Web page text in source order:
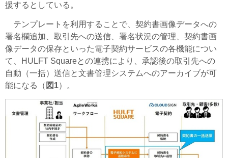
援するとしている。
テンプレートを利用することで、契約書画像データへの
署名欄追加、取引先への送信、署名状況の管理、契約書画
像データの保存といった電子契約サービスの各機能につい
て、HULFT Squareとの連携により、承認後の取引先への
自動（一括）送信と文書管理システムへのアーカイブが可
能になる（ 図1）。